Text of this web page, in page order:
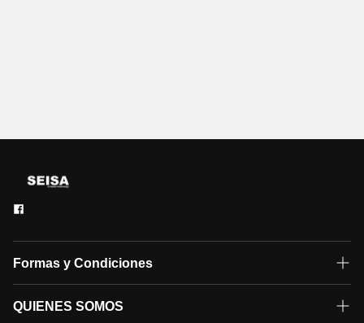
Formas y Condiciones
Formas de pago
QUIENES SOMOS